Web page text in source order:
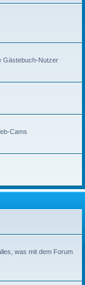
Gästebuch-Nutzer
Cams
was mit dem Forum